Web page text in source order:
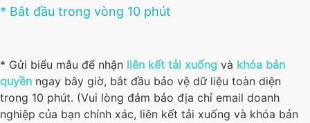
* Bắt đầu trong vòng 10 phút
* Gửi biểu mẫu để nhận liên kết tải xuống và khóa bản
quyền ngay bây giờ, bắt đầu bảo vệ dữ liệu toàn diện
trong 10 phút. (Vui lòng đảm bảo địa chỉ email doanh
nghiệp của bạn chính xác, liên kết tải xuống và khóa bản